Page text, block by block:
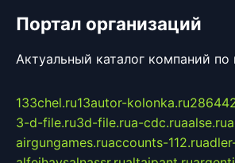
Портал организаций
Актуальный каталог компаний по
133chel.ru13autor-kolonka.ru
3-d-file.ru3d-file.rua-cdc.ruaalse.ru
airgungames.ruaccounts-112.ru